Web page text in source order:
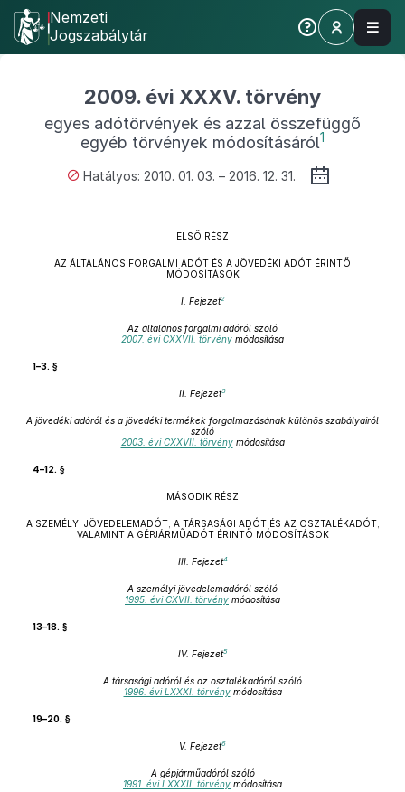
Nemzeti
Jogszabálytár
2009. évi XXXV. törvény
egyes adótörvények és azzal összefüggő
egyéb törvények módosításáról1
Hatályos: 2010. 01. 03. – 2016. 12. 31.
ELSŐ RÉSZ
AZ ÁLTALÁNOS FORGALMI ADÓT ÉS A JÖVEDÉKI ADÓT ÉRINTŐ
MÓDOSÍTÁSOK
I. Fejezet2
Az általános forgalmi adóról szóló
2007. évi CXXVII. törvény módosítása
1–3. §
II. Fejezet3
A jövedéki adóról és a jövedéki termékek forgalmazásának különös szabályairól
szóló
2003. évi CXXVII. törvénymódosítása
4–12. §
MÁSODIK RÉSZ
A SZEMÉLYI JÖVEDELEMADÓT, A TÁRSASÁGI ADÓT ÉS AZ OSZTALÉKADÓT,
VALAMINT A GÉPJÁRMŰADÓT ÉRINTŐ MÓDOSÍTÁSOK
III. Fejezet4
A személyi jövedelemadóról szóló
1995. évi CXVII. törvény módosítása
13–18. §
IV. Fejezet5
A társasági adóról és az osztalékadóról szóló
1996. évi LXXXI. törvénymódosítása
19–20. §
V. Fejezet6
A gépjárműadóról szóló
1991. évi LXXXII. törvény módosítása